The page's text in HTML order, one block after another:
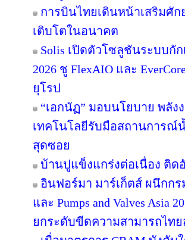
การบินไทยเดินหน้าเสริมศัก
เติบโตในอนาคต
Solis เปิดตัวโซลูชันระบบกัก
2026 ชู FlexAIO และ
ยุโรป
“เอกนัฏ” มอบนโยบาย พลั
เทคโนโลยีรับมือสถานการณ์
สุดซอย
บ้านปูแข็งแกร่งต่อเนื่อง ติดอั
อินฟอร์มา มาร์เก็ตส์ ผนึกกร
และ Pumps and Valves
ยกระดับขีดความสามารถไทย